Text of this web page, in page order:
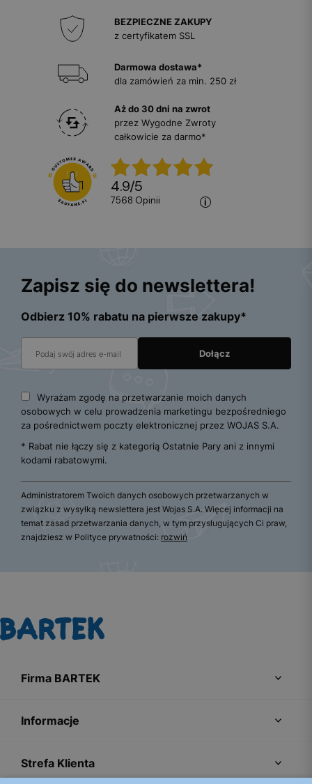
BEZPIECZNE ZAKUPY
z certyfikatem SSL
Darmowa dostawa*
dla zamówień za min. 250 zł
Aż do 30 dni na zwrot
przez Wygodne Zwroty
całkowicie za darmo*
4.9/5
7568 opinii
Zapisz się do newslettera!
Odbierz 10% rabatu na pierwsze zakupy*
Wyrażam zgodę na przetwarzanie moich danych
osobowych w celu prowadzenia marketingu bezpośredniego
za pośrednictwem poczty elektronicznej przez WOJAS S.A.
* Rabat nie łączy się z kategorią Ostatnie Pary ani z innymi
kodami rabatowymi.
Administratorem Twoich danych osobowych przetwarzanych w
związku z wysyłką newslettera jest Wojas S.A. Więcej informacji na
temat zasad przetwarzania danych, w tym przysługujących Ci praw,
znajdziesz w Polityce prywatności: rozwiń
Firma BARTEK
Informacje
Strefa Klienta